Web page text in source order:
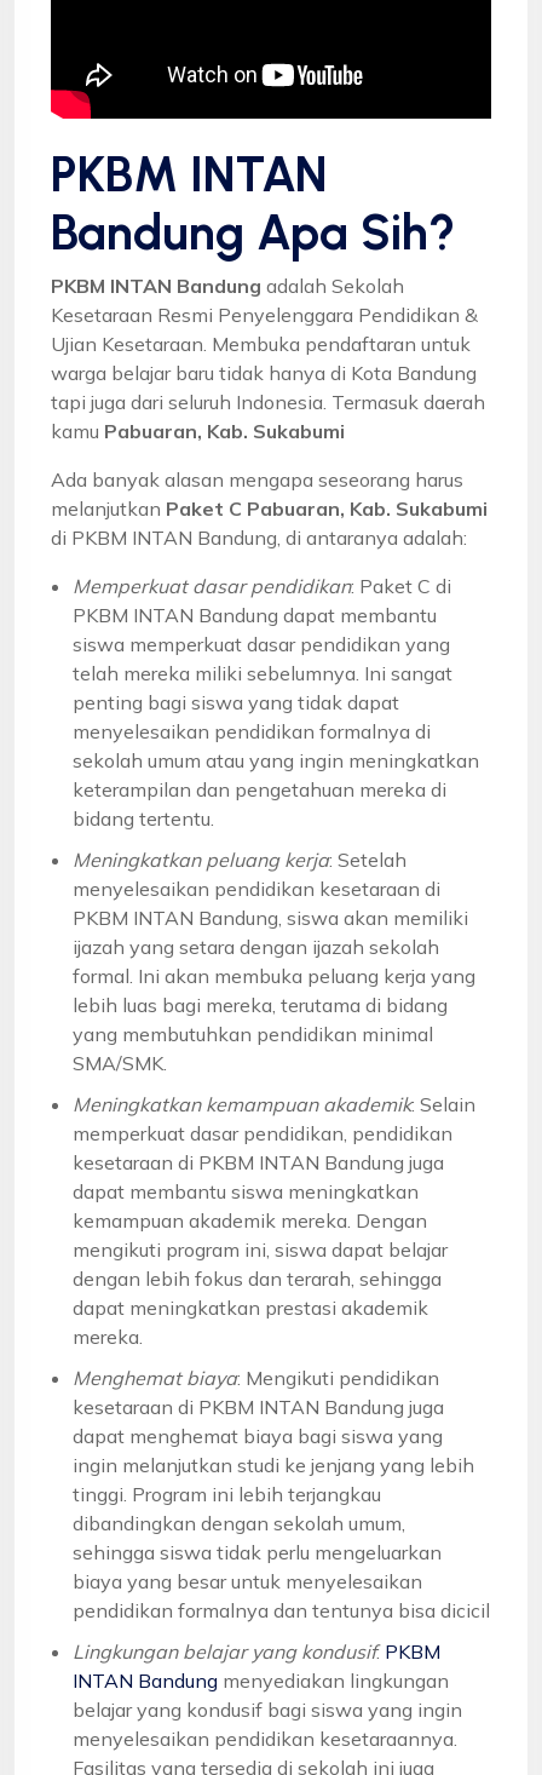
PKBM INTAN
Bandung Apa Sih?
PKBM INTAN Bandung adalah Sekolah
Kesetaraan Resmi Penyelenggara Pendidikan &
Ujian Kesetaraan. Membuka pendaftaran untuk
warga belajar baru tidak hanya di Kota Bandung
tapi juga dari seluruh Indonesia. Termasuk daerah
kamu Pabuaran, Kab. Sukabumi
Ada banyak alasan mengapa seseorang harus
melanjutkan Paket C Pabuaran, Kab. Sukabumi
di PKBM INTAN Bandung, di antaranya adalah:
Memperkuat dasar pendidikan: Paket C di
PKBM INTAN Bandung dapat membantu
siswa memperkuat dasar pendidikan yang
telah mereka miliki sebelumnya. Ini sangat
penting bagi siswa yang tidak dapat
menyelesaikan pendidikan formalnya di
sekolah umum atau yang ingin meningkatkan
keterampilan dan pengetahuan mereka di
bidang tertentu.
Meningkatkan peluang kerja: Setelah
menyelesaikan pendidikan kesetaraan di
PKBM INTAN Bandung, siswa akan memiliki
ijazah yang setara dengan ijazah sekolah
formal. Ini akan membuka peluang kerja yang
lebih luas bagi mereka, terutama di bidang
yang membutuhkan pendidikan minimal
SMA/SMK.
Meningkatkan kemampuan akademik: Selain
memperkuat dasar pendidikan, pendidikan
kesetaraan di PKBM INTAN Bandung juga
dapat membantu siswa meningkatkan
kemampuan akademik mereka. Dengan
mengikuti program ini, siswa dapat belajar
dengan lebih fokus dan terarah, sehingga
dapat meningkatkan prestasi akademik
mereka.
Menghemat biaya: Mengikuti pendidikan
kesetaraan di PKBM INTAN Bandung juga
dapat menghemat biaya bagi siswa yang
ingin melanjutkan studi ke jenjang yang lebih
tinggi. Program ini lebih terjangkau
dibandingkan dengan sekolah umum,
sehingga siswa tidak perlu mengeluarkan
biaya yang besar untuk menyelesaikan
pendidikan formalnya dan tentunya bisa dicicil
Lingkungan belajar yang kondusif: PKBM
INTAN Bandung menyediakan lingkungan
belajar yang kondusif bagi siswa yang ingin
menyelesaikan pendidikan kesetaraannya.
Fasilitas yang tersedia di sekolah ini juga